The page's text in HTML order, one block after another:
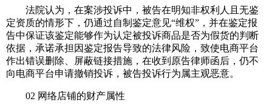
法院认为，在案涉投诉中，被告在明知非权利人且无鉴
定资质的情形下，仍通过自制鉴定意见“维权”，并在鉴定报
告中保证该鉴定能够作为认定被投诉商品是否为假货的判断
依据，承诺承担因鉴定报告导致的法律风险，致使电商平台
作出错误删除、屏蔽链接措施，在收到原告律师函后，仍不
向电商平台申请撤销投诉，被告投诉行为属主观恶意。
02 网络店铺的财产属性